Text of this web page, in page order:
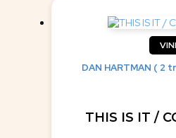
DAN HARTMAN ( 2
THIS IS IT /